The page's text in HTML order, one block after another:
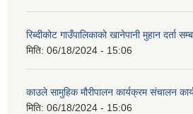
रिब्दीकोट गाउँपालिकाको खानेपानी मुहान दर्ता
मिति: 06/18/2024 - 15:06
काउले सामुहिक मौरीपालन कार्यक्रम संचालन
मिति: 06/18/2024 - 15:06